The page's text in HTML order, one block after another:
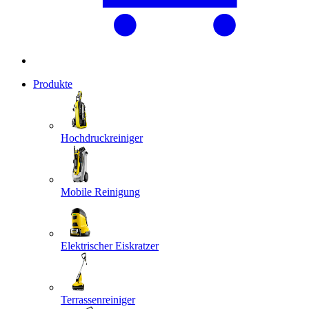
Produkte
Hochdruckreiniger
Mobile Reinigung
Elektrischer Eiskratzer
Terrassenreiniger